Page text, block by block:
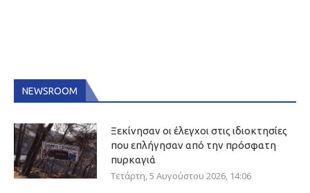
NEWSROOM
Ξεκίνησαν οι έλεγχοι στις ιδιοκτησίες
που επλήγησαν από την πρόσφατη
πυρκαγιά
Τετάρτη, 5 Αυγούστου 2026, 14:06